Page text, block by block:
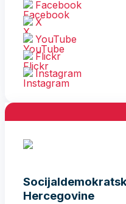
Facebook
X
YouTube
Flickr
Instagram
Hercegovine